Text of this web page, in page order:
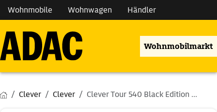
Wohnmobile Wohnwagen Händler
Wohnmobilmarkt
Clever Clever Clever Tour 540 Black Edition ...